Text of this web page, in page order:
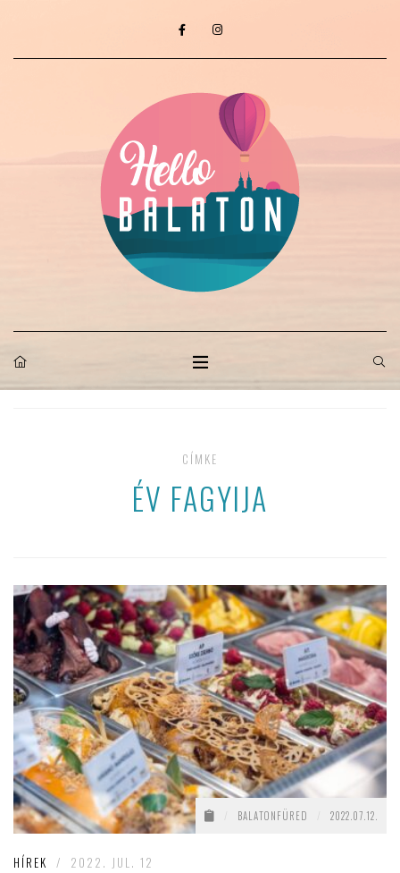
CÍMKE
ÉV FAGYIJA
BALATONFÜRED 2022.07.12.
HÍREK / 2022. JUL. 12